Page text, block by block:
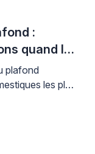
:
quand le
plafond
les plus
légitimes